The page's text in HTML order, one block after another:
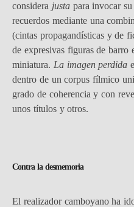
considera justapara invocar
recuerdos mediante una
(cintas propagandísticas y de
de expresivas figuras de barro
miniatura. La imagen perdida
dentro de un corpus fílmico
grado de coherencia y con
unos títulos y otros.
Contra la desmemoria
El realizador camboyano ha